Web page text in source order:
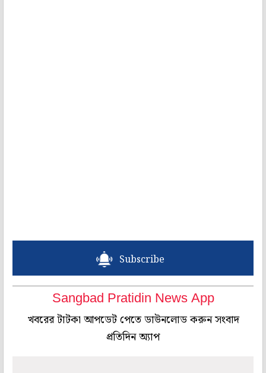
Subscribe
Sangbad Pratidin News App
খবরের টাটকা আপডেট পেতে ডাউনলোড করুন সংবাদ
প্রতিদিন অ্যাপ